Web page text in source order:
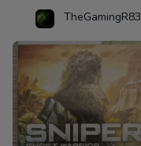
TheGamingR83